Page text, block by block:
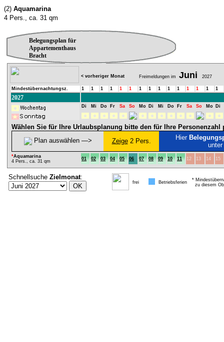
(2) Aquamarina
4 Pers., ca. 31 qm
Belegungsplan für
Appartementhaus
Bracht
< vorheriger Monat Freimeldungen im Juni 2027
Mindestübernachtungsz. 1 1 1 1 1 1 1 1 1 1 1 1 1 1 1
2027
Di Mi Do Fr Sa So Mo Di Mi Do Fr Sa So Mo Di
Wählen Sie für Ihre Urlaubsplanung bitte den für Ihre Personenzahl
Plan auswählen ―>
Zeige2 Pers. Hier
*Aquamarina
4 Pers., ca. 31 qm
01 02 03 04 05 06 07 08 09 10 11 12 13 14 15
Schnellsuche Zielmonat:
frei Betriebsferien
*
zu diesem